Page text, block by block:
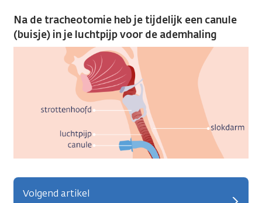
Na de tracheotomie heb je tijdelijk een canule
(buisje) in je luchtpijp voor de ademhaling
Volgend artikel